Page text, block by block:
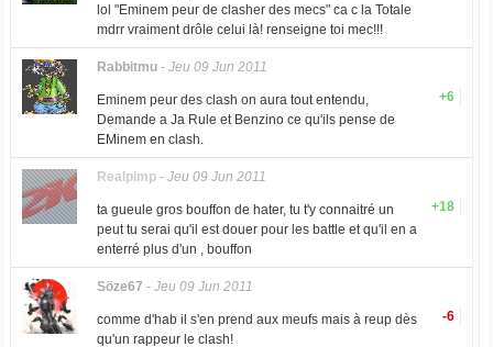
lol "Eminem peur de clasher des mecs" ca c la Totale
mdrr vraiment drôle celui là! renseigne toi mec!!!
Rabbitmu- Jeu 09 Jun 2011
+6
Eminem peur des clash on aura tout entendu,
Demande a Ja Rule et Benzino ce qu'ils pense de
EMinem en clash.
Realpimp- Jeu 09 Jun 2011
+18
ta gueule gros bouffon de hater, tu t'y connaitré un
peut tu serai qu'il est douer pour les battle et qu'il en a
enterré plus d'un , bouffon
Söze67 - Jeu 09 Jun 2011
-6
comme d'hab il s'en prend aux meufs mais à reup dès
qu'un rappeur le clash!